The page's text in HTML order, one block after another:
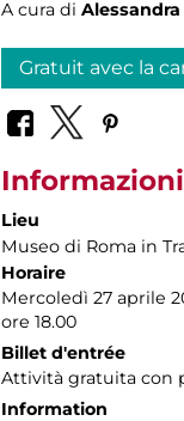
A cura di
Gratuit avec la
Informazioni
Lieu
Museo di Roma in
Horaire
Mercoledì 27 aprile
ore 18.00
Billet d'entrée
Attività gratuita con
Information